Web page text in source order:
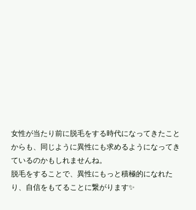
女性が当たり前に脱毛をする時代になってきたこと
からも、同じように異性にも求めるようになってき
ているのかもしれませんね。
脱毛をすることで、異性にもっと積極的になれた
り、自信をもてることに繋がります✨